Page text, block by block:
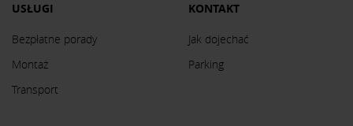
USŁUGI
Bezpłatne porady
Montaż
Transport
KONTAKT
Jak dojechać
Parking